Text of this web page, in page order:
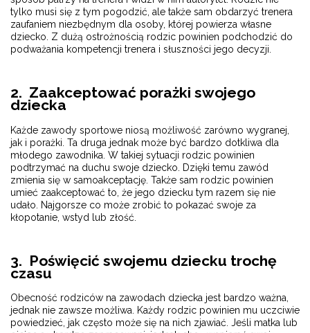
tylko musi się z tym pogodzić, ale także sam obdarzyć trenera
zaufaniem niezbędnym dla osoby, której powierza własne
dziecko. Z dużą ostrożnością rodzic powinien podchodzić do
podważania kompetencji trenera i słuszności jego decyzji.
2. Zaakceptować porażki swojego
dziecka
Każde zawody sportowe niosą możliwość zarówno wygranej,
jak i porażki. Ta druga jednak może być bardzo dotkliwa dla
młodego zawodnika. W takiej sytuacji rodzic powinien
podtrzymać na duchu swoje dziecko. Dzięki temu zawód
zmienia się w samoakceptację. Także sam rodzic powinien
umieć zaakceptować to, że jego dziecku tym razem się nie
udało. Najgorsze co może zrobić to pokazać swoje za
kłopotanie, wstyd lub złość.
3. Poświęcić swojemu dziecku trochę
czasu
Obecność rodziców na zawodach dziecka jest bardzo ważna,
jednak nie zawsze możliwa. Każdy rodzic powinien mu uczciwie
powiedzieć, jak często może się na nich zjawiać. Jeśli matka lub